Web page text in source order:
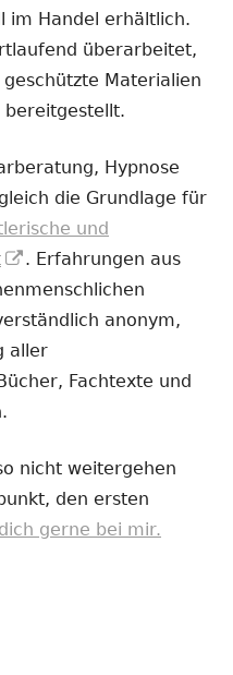
im Handel erhältlich.
überarbeitet,
Materialien
bereitgestellt.
Hypnose
die Grundlage für
und
In
neuem
Fenster
öffnen
. Erfahrungen aus
anonym,
aller
Fachtexte und
nicht weitergehen
den ersten
gerne bei mir.